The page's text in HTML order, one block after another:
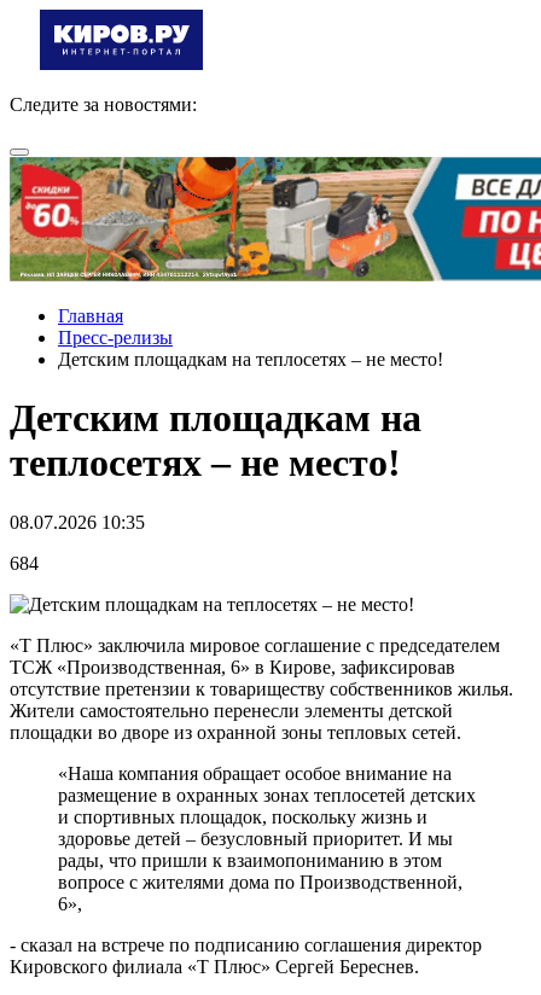
Следите за новостями:
Главная
Пресс-релизы
Детским площадкам на теплосетях – не место!
Детским площадкам на
теплосетях – не место!
08.07.2026 10:35
684
«Т Плюс» заключила мировое соглашение с председателем
ТСЖ «Производственная, 6» в Кирове, зафиксировав
отсутствие претензии к товариществу собственников жилья.
Жители самостоятельно перенесли элементы детской
площадки во дворе из охранной зоны тепловых сетей.
«Наша компания обращает особое внимание на
размещение в охранных зонах теплосетей детских
и спортивных площадок, поскольку жизнь и
здоровье детей – безусловный приоритет. И мы
рады, что пришли к взаимопониманию в этом
вопросе с жителями дома по Производственной,
6»,
- сказал на встрече по подписанию соглашения директор
Кировского филиала «Т Плюс» Сергей Береснев.